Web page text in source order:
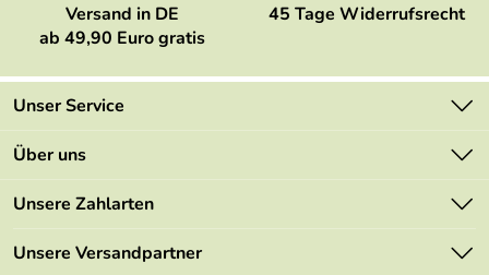
Versand in DE
ab 49,90 Euro gratis
45 Tage Widerrufsrecht
Unser Service
Kontakt
Mehrwertsteuerfrei
Retourenportal
Über uns
Marken
Angebote
Unsere Zahlarten
Unsere Versandpartner